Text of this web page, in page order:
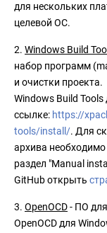
для нескольких
целевой ОС.
2. Windows Build
набор программ
и очистки проекта.
Windows Build
ссылке: https://
tools/install/. Для
архива
раздел "Manual
GitHub открыть
3. OpenOCD- ПО
OpenOCD для